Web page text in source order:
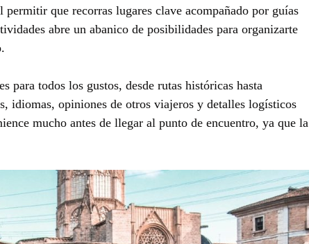
que recorras lugares clave acompañado por guías
abre un abanico de posibilidades para organizarte
para todos los gustos, desde rutas históricas hasta
idiomas, opiniones de otros viajeros y detalles logísticos
mucho antes de llegar al punto de encuentro, ya que la